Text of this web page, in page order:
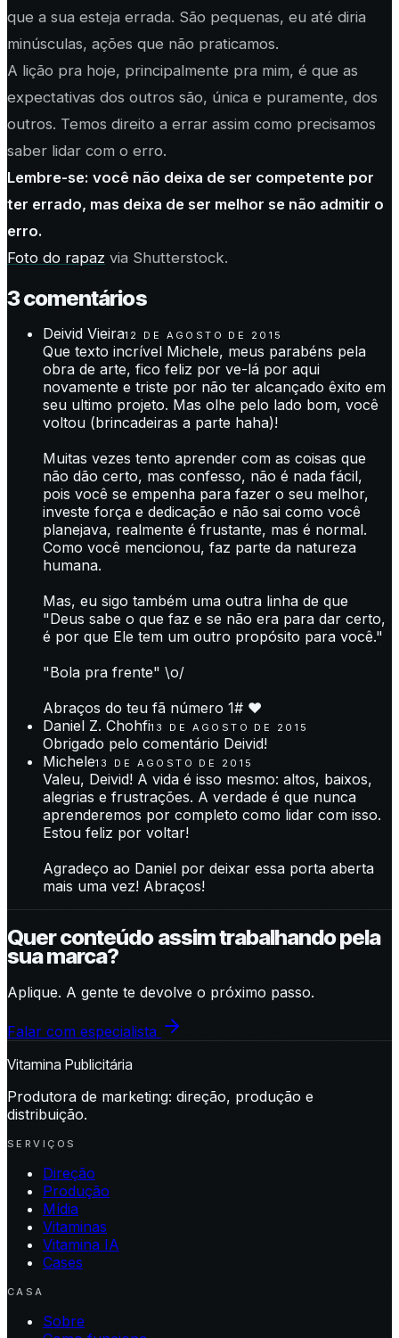
que a sua esteja errada. São pequenas, eu até diria
minúsculas, ações que não praticamos.
A lição pra hoje, principalmente pra mim, é que as
expectativas dos outros são, única e puramente, dos
outros. Temos direito a errar assim como precisamos
saber lidar com o erro.
Lembre-se: você não deixa de ser competente por
ter errado, mas deixa de ser melhor se não admitir o
erro.
Foto do rapaz via Shutterstock.
3comentários
Deivid Vieira12 DE AGOSTO DE 2015
Que texto incrível Michele, meus parabéns pela
obra de arte, fico feliz por ve-lá por aqui
novamente e triste por não ter alcançado êxito em
seu ultimo projeto. Mas olhe pelo lado bom, você
voltou (brincadeiras a parte haha)!
Muitas vezes tento aprender com as coisas que
não dão certo, mas confesso, não é nada fácil,
pois você se empenha para fazer o seu melhor,
investe força e dedicação e não sai como você
planejava, realmente é frustante, mas é normal.
Como você mencionou, faz parte da natureza
humana.
Mas, eu sigo também uma outra linha de que
"Deus sabe o que faz e se não era para dar certo,
é por que Ele tem um outro propósito para você."
"Bola pra frente" \o/
Abraços do teu fã número 1# ♥
Daniel Z. Chohfi13 DE AGOSTO DE 2015
Obrigado pelo comentário Deivid!
Michele13 DE AGOSTO DE 2015
Valeu, Deivid! A vida é isso mesmo: altos, baixos,
alegrias e frustrações. A verdade é que nunca
aprenderemos por completo como lidar com isso.
Estou feliz por voltar!
Agradeço ao Daniel por deixar essa porta aberta
mais uma vez! Abraços!
Quer conteúdo assim trabalhando pela
sua marca?
Aplique. A gente te devolve o próximo passo.
Falar com especialista
Vitamina Publicitária
Produtora de marketing: direção, produção e
distribuição.
SERVIÇOS
Direção
Produção
Mídia
Vitaminas
Vitamina IA
Cases
CASA
Sobre